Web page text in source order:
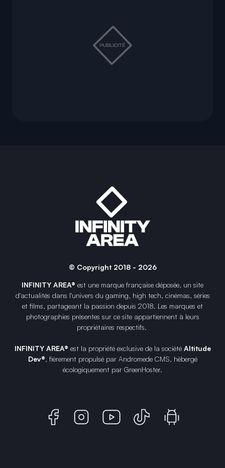
© Copyright 2018 - 2026
INFINITY AREA® est une marque française déposée, un site
d'actualités dans l'univers du gaming, high tech, cinémas, séries
et films, partageant la passion depuis 2018. Les marques et
photographies présentes sur ce site appartiennent à leurs
propriétaires respectifs.
INFINITY AREA® est la propriété exclusive de la société Altitude
Dev®, fièrement propulsé par Andromede CMS, hébergé
écologiquement par GreenHoster.